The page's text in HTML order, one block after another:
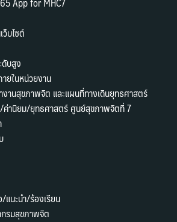
ว็บไซต์
ดับสูง
ยในหน่วยงาน
านสุขภาพจิต และแผนที่ทางเดินยุทธศาสตร์
านิยม/ยุทธศาสตร์ ศูนย์สุขภาพจิตที่ 7
นะนำ/ร้องเรียน
รมสุขภาพจิต